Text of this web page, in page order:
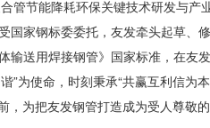
管节能降耗环保关键技术研发与产
国家钢标委委托，友发牵头起草、
输送用焊接钢管》国家标准，在友
”为使命，时刻秉承“共赢互利信为
，为把友发钢管打造成为受人尊敬